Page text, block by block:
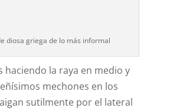
diosa griega de lo más informal
haciendo la raya en medio y
mechones en los
sutilmente por el lateral